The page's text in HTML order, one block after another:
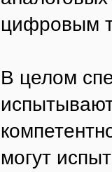
цифровым
В целом
могут